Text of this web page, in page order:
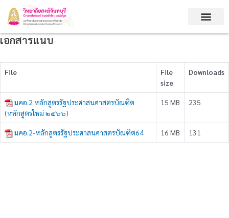
content
เอกสารแนบ
File
File
size
Downloads
มคอ.2 หลักสูตรรัฐประศาสนศาสตรบัณฑิต
(หลักสูตรใหม่ ๒๕๖๖)
15 MB 235
มคอ.2-หลักสูตรรัฐประศาสนศาสตรบัณฑิต64 16 MB 131